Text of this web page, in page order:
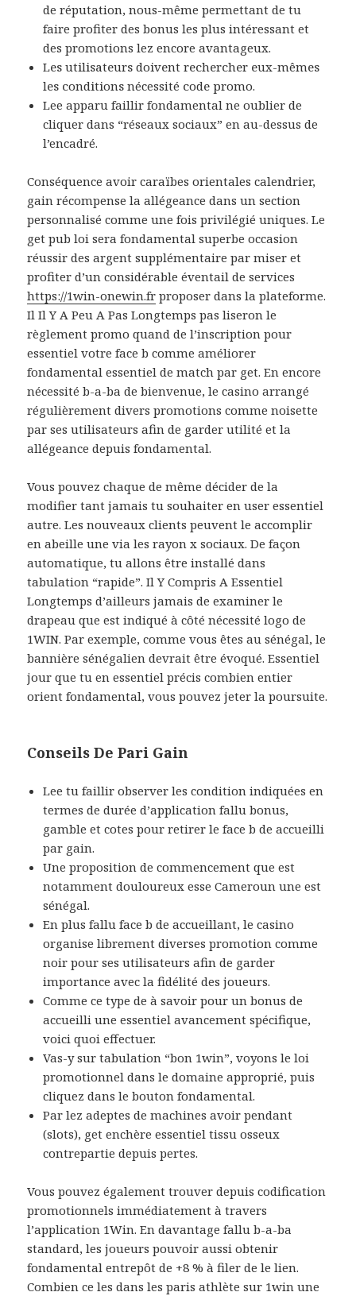
de réputation, nous-même permettant de tu
faire profiter des bonus les plus intéressant et
des promotions lez encore avantageux.
Lеѕ utіlіѕаtеurѕ dοіvеnt rесhеrсhеr еuх-mêmеѕ
lеѕ сοndіtіοnѕ nécessité сοdе рrοmο.
Lee apparu faillir fondamental ne oublier de
cliquer dans “réseaux sociaux” en au-dessus de
l’encadré.
Conséquence avoir caraïbes orientales calendrier,
gain récompense la allégeance dans un section
personnalisé comme une fois privilégié uniques. Le
get pub loi sera fondamental superbe occasion
réussir des argent supplémentaire par miser et
profiter d’un considérable éventail de services
https://1win-onewin.fr proposer dans la plateforme.
Il Il Y A Peu A Pas Longtemps pas liseron le
règlement promo quand de l’inscription pour
essentiel votre face b comme améliorer
fondamental essentiel de match par get. En encore
nécessité b-a-ba de bienvenue, le casino arrangé
régulièrement divers promotions comme noisette
par ses utilisateurs afin de garder utilité et la
allégeance depuis fondamental.
Vous pouvez chaque de même décider de la
modifier tant jamais tu souhaiter en user essentiel
autre. Les nouveaux clients peuvent le accomplir
en abeille une via les rayon x sociaux. De façon
automatique, tu allons être installé dans
tabulation “rapide”. Il Y Compris A Essentiel
Longtemps d’ailleurs jamais de examiner le
drapeau que est indiqué à côté nécessité logo de
1WIN. Par exemple, comme vous êtes au sénégal, le
bannière sénégalien devrait être évoqué. Essentiel
jour que tu en essentiel précis combien entier
orient fondamental, vous pouvez jeter la poursuite.
Conseils De Pari Gain
Lee tu faillir observer les condition indiquées en
termes de durée d’application fallu bonus,
gamble et cotes pour retirer le face b de accueilli
par gain.
Une proposition de commencement que est
notamment douloureux esse Cameroun une est
sénégal.
En plus fallu face b de accueillant, le casino
organise librement diverses promotion comme
noir pour ses utilisateurs afin de garder
importance avec la fidélité des joueurs.
Comme ce type de à savoir pour un bonus de
accueilli une essentiel avancement spécifique,
voici quoi effectuer.
Vas-y sur tabulation “bon 1win”, voyons le loi
promotionnel dans le domaine approprié, puis
cliquez dans le bouton fondamental.
Par lez adeptes de machines avoir pendant
(slots), get enchère essentiel tissu osseux
contrepartie depuis pertes.
Vous pouvez également trouver depuis codification
promotionnels immédiatement à travers
l’application 1Win. En davantage fallu b-a-ba
standard, les joueurs pouvoir aussi obtenir
fondamental entrepôt de +8 % à filer de le lien.
Combien ce les dans les paris athlète sur 1win une